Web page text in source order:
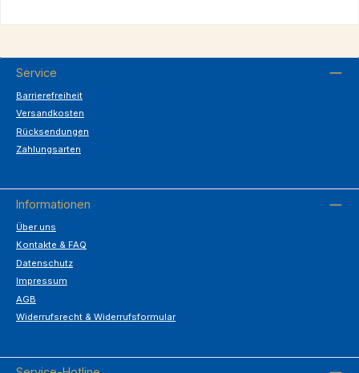
Service
Barrierefreiheit
Versandkosten
Rücksendungen
Zahlungsarten
Informationen
Über uns
Kontakte & FAQ
Datenschutz
Impressum
AGB
Widerrufsrecht & Widerrufsformular